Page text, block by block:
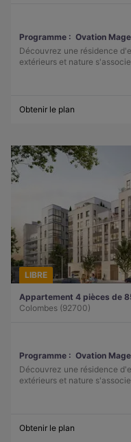
Programme : Ovation
Découvrez une résidence
extérieurs et nature
Obtenir le plan
LIBRE
Appartement 4 pièces de
Colombes (92700)
Programme : Ovation
Découvrez une résidence
extérieurs et nature
Obtenir le plan